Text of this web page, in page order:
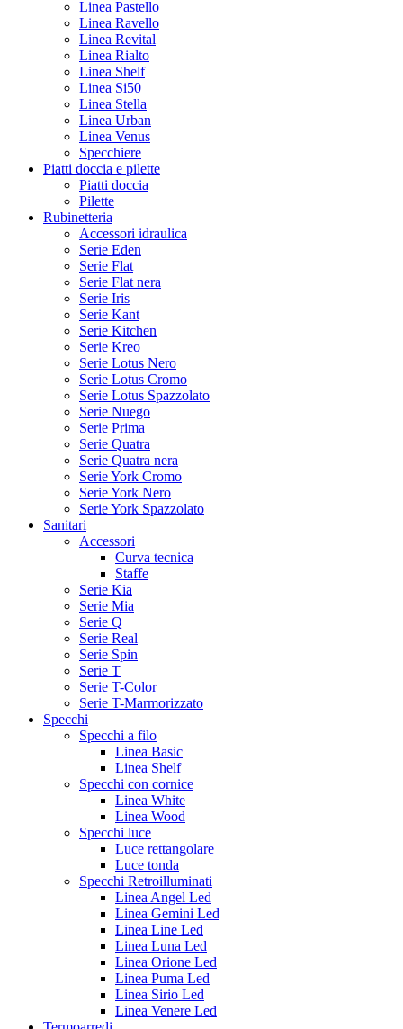
Linea Pastello
Linea Ravello
Linea Revital
Linea Rialto
Linea Shelf
Linea Si50
Linea Stella
Linea Urban
Linea Venus
Specchiere
Piatti doccia e pilette
Piatti doccia
Pilette
Rubinetteria
Accessori idraulica
Serie Eden
Serie Flat
Serie Flat nera
Serie Iris
Serie Kant
Serie Kitchen
Serie Kreo
Serie Lotus Nero
Serie Lotus Cromo
Serie Lotus Spazzolato
Serie Nuego
Serie Prima
Serie Quatra
Serie Quatra nera
Serie York Cromo
Serie York Nero
Serie York Spazzolato
Sanitari
Accessori
Curva tecnica
Staffe
Serie Kia
Serie Mia
Serie Q
Serie Real
Serie Spin
Serie T
Serie T-Color
Serie T-Marmorizzato
Specchi
Specchi a filo
Linea Basic
Linea Shelf
Specchi con cornice
Linea White
Linea Wood
Specchi luce
Luce rettangolare
Luce tonda
Specchi Retroilluminati
Linea Angel Led
Linea Gemini Led
Linea Line Led
Linea Luna Led
Linea Orione Led
Linea Puma Led
Linea Sirio Led
Linea Venere Led